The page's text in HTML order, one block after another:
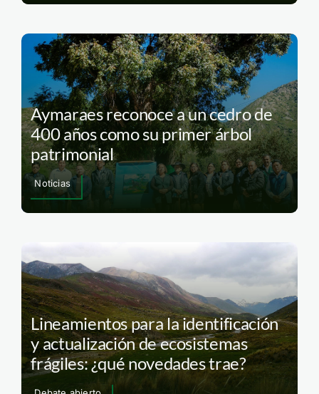
Aymaraes reconoce a un cedro de
400 años como su primer árbol
patrimonial
Noticias
Lineamientos para la identificación
y actualización de ecosistemas
frágiles: ¿qué novedades trae?